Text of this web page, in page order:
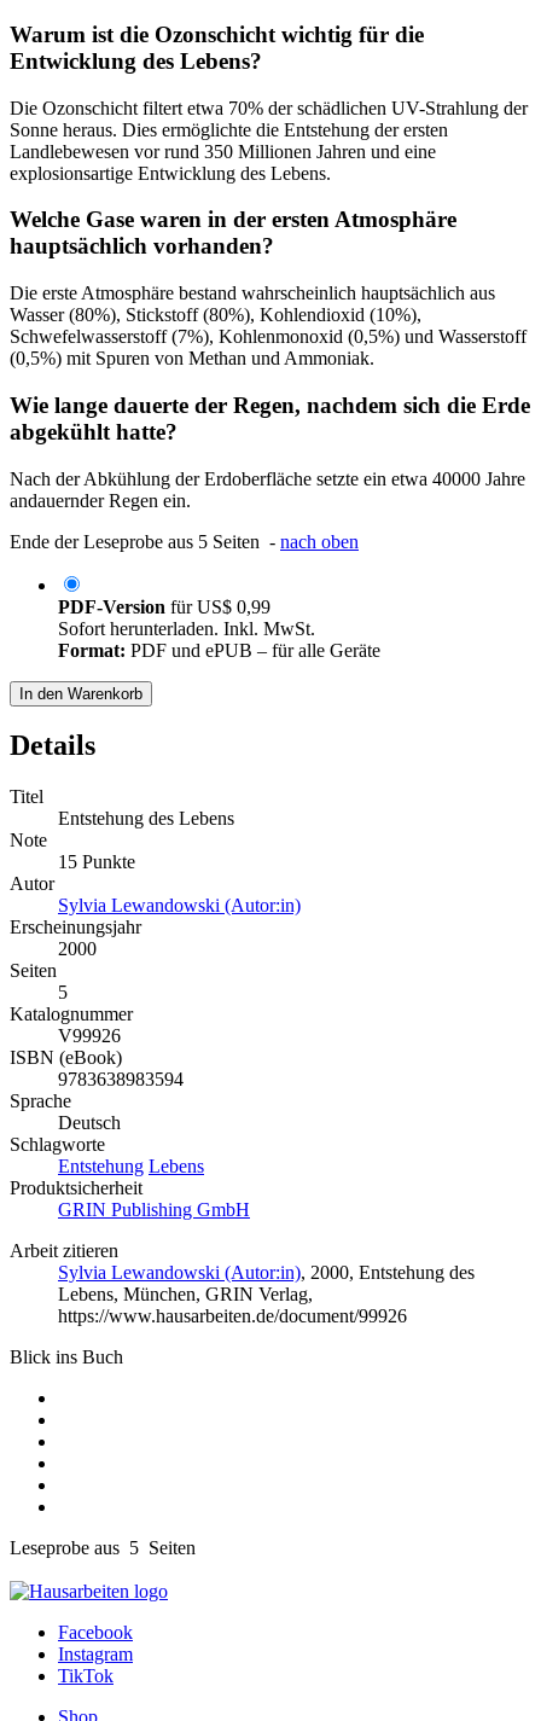
Warum ist die Ozonschicht wichtig für die
Entwicklung des Lebens?
Die Ozonschicht filtert etwa 70% der schädlichen UV-Strahlung der
Sonne heraus. Dies ermöglichte die Entstehung der ersten
Landlebewesen vor rund 350 Millionen Jahren und eine
explosionsartige Entwicklung des Lebens.
Welche Gase waren in der ersten Atmosphäre
hauptsächlich vorhanden?
Die erste Atmosphäre bestand wahrscheinlich hauptsächlich aus
Wasser (80%), Stickstoff (80%), Kohlendioxid (10%),
Schwefelwasserstoff (7%), Kohlenmonoxid (0,5%) und Wasserstoff
(0,5%) mit Spuren von Methan und Ammoniak.
Wie lange dauerte der Regen, nachdem sich die Erde
abgekühlt hatte?
Nach der Abkühlung der Erdoberfläche setzte ein etwa 40000 Jahre
andauernder Regen ein.
Ende der Leseprobe aus 5 Seiten - nach oben
PDF-Version fürUS$ 0,99
Sofort herunterladen. Inkl. MwSt.
Format: PDF und ePUB – für alle Geräte
In den Warenkorb
Details
Titel
Entstehung des Lebens
Note
15 Punkte
Autor
Sylvia Lewandowski (Autor:in)
Erscheinungsjahr
2000
Seiten
5
Katalognummer
V99926
ISBN (eBook)
9783638983594
Sprache
Deutsch
Schlagworte
Entstehung Lebens
Produktsicherheit
GRIN Publishing GmbH
Arbeit zitieren
Sylvia Lewandowski (Autor:in), 2000, Entstehung des
Lebens, München, GRIN Verlag,
https://www.hausarbeiten.de/document/99926
Blick ins Buch
Leseprobe aus 5 Seiten
Facebook
Instagram
TikTok